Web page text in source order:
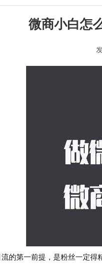
微商小白怎
第一前提，是粉丝一定得精